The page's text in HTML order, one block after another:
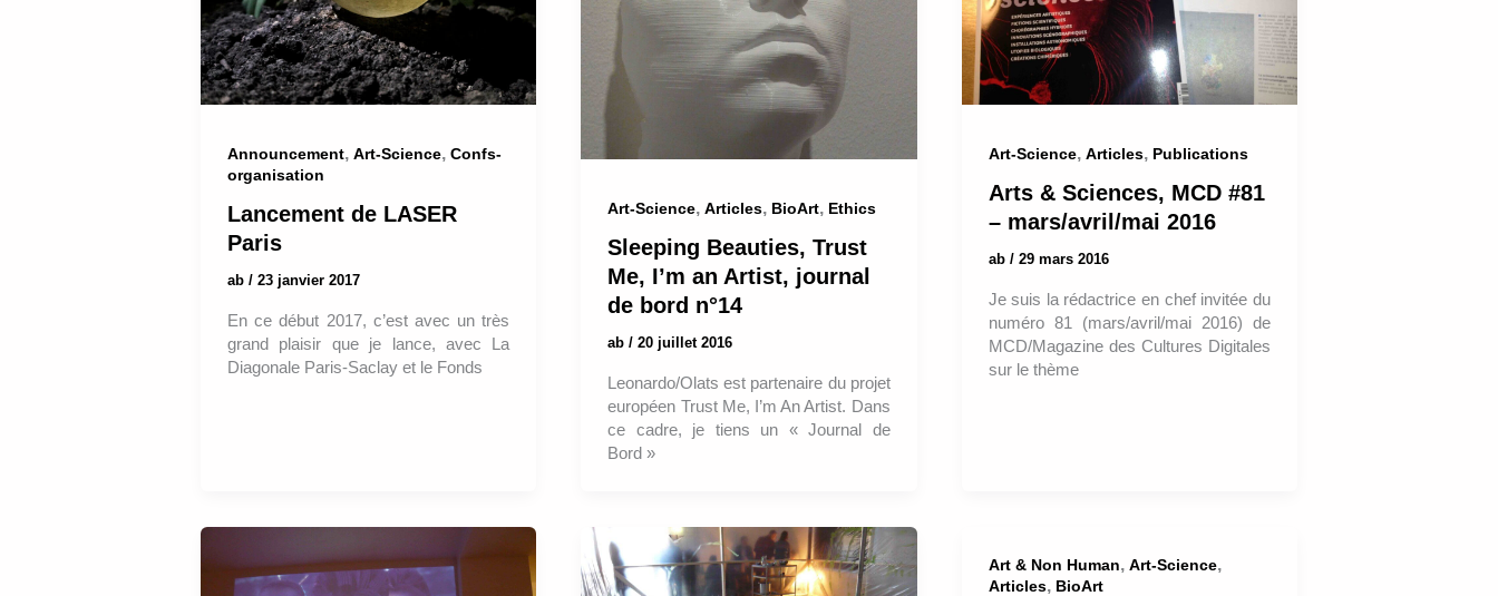
Announcement, Art-Science, Confs-
organisation
Lancement de LASER
Paris
ab / 23 janvier 2017
En ce début 2017, c’est avec un très
grand plaisir que je lance, avec La
Diagonale Paris-Saclay et le Fonds
Art-Science,Articles, BioArt, Ethics
Sleeping Beauties, Trust
Me, I’m an Artist, journal
de bord n°14
ab/20 juillet 2016
Leonardo/Olats est partenaire du projet
européen Trust Me, I’m An Artist. Dans
ce cadre, je tiens un « Journal de
Bord »
Art-Science, Articles, Publications
Arts & Sciences, MCD #81
– mars/avril/mai 2016
ab / 29 mars 2016
Je suis la rédactrice en chef invitée du
numéro 81 (mars/avril/mai 2016) de
MCD/Magazine des Cultures Digitales
sur le thème
Art & Non Human, Art-Science,
Articles, BioArt